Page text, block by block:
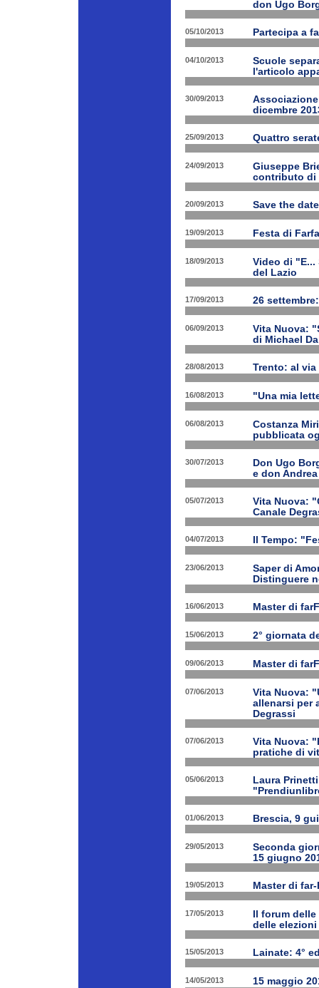
don Ugo
05/10/2013 Partecipa a
04/10/2013
Scuole
l'articolo
30/09/2013
dicembre
25/09/2013 Quattro
24/09/2013
Giuseppe
contributo di
20/09/2013 Save the
19/09/2013 Festa di
18/09/2013
Video di "E...
del Lazio
17/09/2013 26
06/09/2013
Vita Nuova:
di Michael
28/08/2013 Trento: al
16/08/2013 "Una mia
06/08/2013
Costanza
pubblicata
30/07/2013
Don Ugo
e don
05/07/2013
Vita Nuova:
Canale
04/07/2013 Il Tempo:
23/06/2013
Saper di
Distinguere
16/06/2013 Master di
15/06/2013 2° giornata
09/06/2013 Master di
07/06/2013
Vita Nuova:
allenarsi per
Degrassi
07/06/2013
Vita Nuova:
pratiche di
05/06/2013
Laura
01/06/2013 Brescia, 9
29/05/2013
Seconda
15 giugno
19/05/2013 Master di
17/05/2013
Il forum
delle elezioni
15/05/2013 Lainate: 4°
14/05/2013 15 maggio